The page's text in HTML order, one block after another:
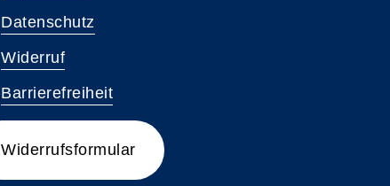
Datenschutz
Widerruf
Barrierefreiheit
Widerrufsformular